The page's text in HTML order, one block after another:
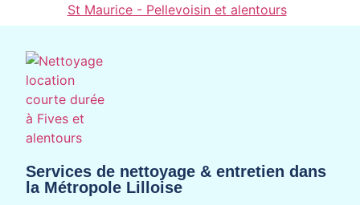
St Maurice - Pellevoisin et alentours
Services de nettoyage & entretien dans
la Métropole Lilloise